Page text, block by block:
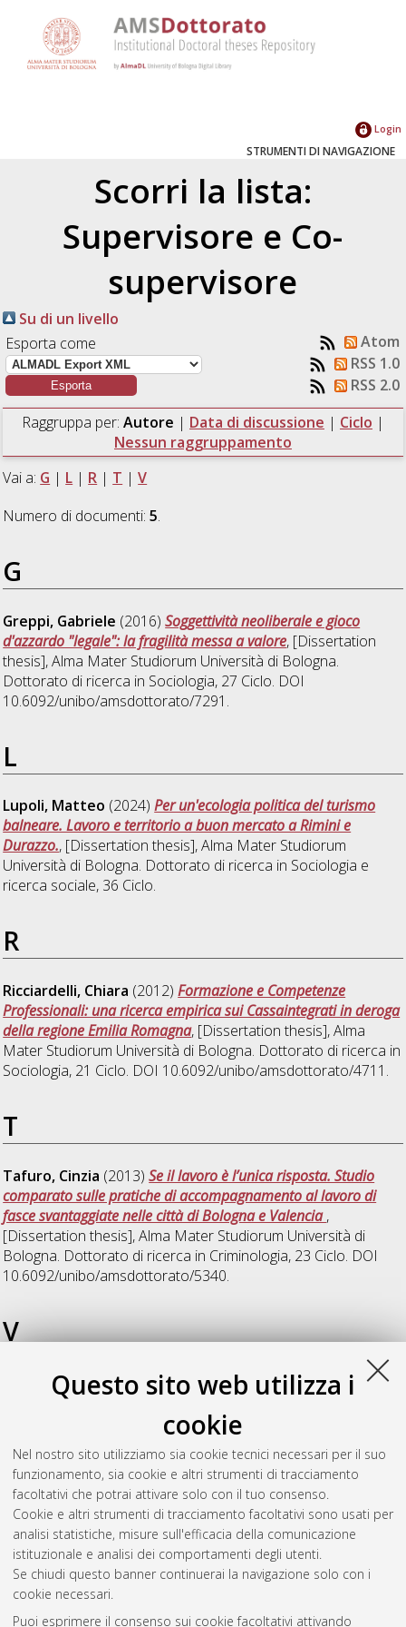
Questo sito web utilizza i
cookie
Nel nostro sito utilizziamo sia cookie tecnici necessari per il suo
funzionamento, sia cookie e altri strumenti di tracciamento
facoltativi che potrai attivare solo con il tuo consenso.
Cookie e altri strumenti di tracciamento facoltativi sono usati per
analisi statistiche, misure sull'efficacia della comunicazione
istituzionale e analisi dei comportamenti degli utenti.
Se chiudi questo banner continuerai la navigazione solo con i
cookie necessari.
Puoi esprimere il consenso sui cookie facoltativi attivando
Login
STRUMENTI DI NAVIGAZIONE
Scorri la lista:
Supervisore e Co-
supervisore
Su di un livello
Esporta come
Atom
RSS 1.0
RSS 2.0
Raggruppa per: Autore | Data di discussione | Ciclo |
Nessun raggruppamento
Vai a: G | L | R | T |V
Numero di documenti:5.
G
Greppi, Gabriele (2016)Soggettività neoliberale e gioco
d'azzardo "legale": la fragilità messa a valore, [Dissertation
thesis], Alma Mater Studiorum Università di Bologna.
Dottorato di ricerca in Sociologia, 27 Ciclo. DOI
10.6092/unibo/amsdottorato/7291.
L
Lupoli, Matteo (2024)Per un'ecologia politica del turismo
balneare. Lavoro e territorio a buon mercato a Rimini e
Durazzo., [Dissertation thesis], Alma Mater Studiorum
Università di Bologna. Dottorato di ricerca in Sociologia e
ricerca sociale, 36 Ciclo.
R
Ricciardelli, Chiara (2012)Formazione e Competenze
Professionali: una ricerca empirica sui Cassaintegrati in deroga
della regione Emilia Romagna, [Dissertation thesis], Alma
Mater Studiorum Università di Bologna. Dottorato di ricerca in
Sociologia, 21 Ciclo. DOI 10.6092/unibo/amsdottorato/4711.
T
Tafuro, Cinzia (2013)Se il lavoro è l’unica risposta. Studio
comparato sulle pratiche di accompagnamento al lavoro di
fasce svantaggiate nelle città di Bologna e Valencia,
[Dissertation thesis], Alma Mater Studiorum Università di
Bologna. Dottorato di ricerca in Criminologia, 23 Ciclo. DOI
10.6092/unibo/amsdottorato/5340.
V
Visconti, Angela(2013)La costruzione identitaria fuori e
dentro un percorso di welfare to work. Una ricerca sugli
informatori scientifici del farmaco in Italia.
thesis], Alma Mater Studiorum Università di Bologna.
Dottorato di ricerca inSociologia, 24 Ciclo. DOI
10.6092/unibo/amsdottorato/5958.
Questa lista e' stata generata il Wed Aug 5 20:47:11 2026
Atom